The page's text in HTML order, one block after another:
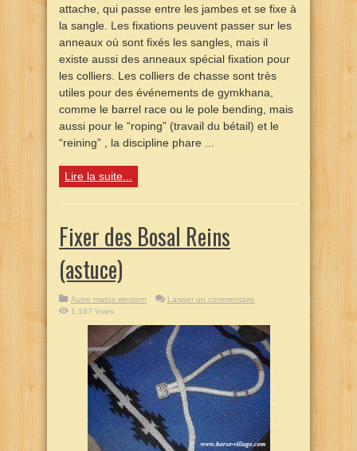
attache, qui passe entre les jambes et se fixe à
la sangle. Les fixations peuvent passer sur les
anneaux où sont fixés les sangles, mais il
existe aussi des anneaux spécial fixation pour
les colliers. Les colliers de chasse sont très
utiles pour des événements de gymkhana,
comme le barrel race ou le pole bending, mais
aussi pour le “roping” (travail du bétail) et le
“reining” , la discipline phare ...
Lire la suite...
Fixer des Bosal Reins
(astuce)
Autre matos western
Laisser un commentaire
1,167 Vues